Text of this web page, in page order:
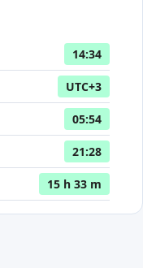
14:34
UTC+3
05:54
21:28
15 h 33 m